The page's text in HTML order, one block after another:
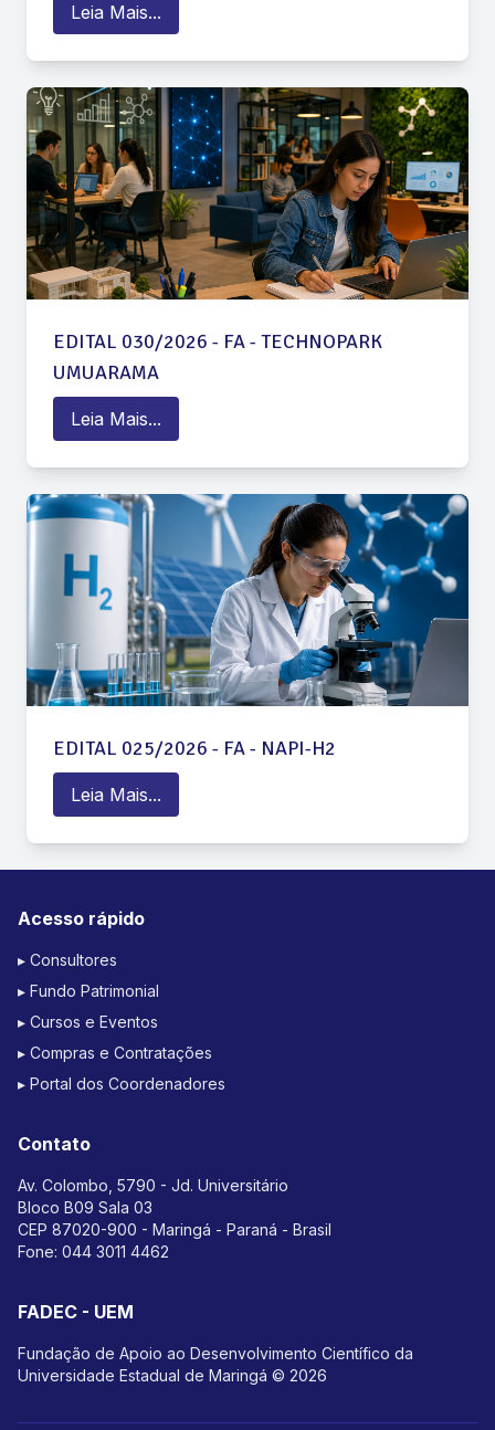
Leia Mais...
EDITAL 030/2026 - FA - TECHNOPARK
UMUARAMA
Leia Mais...
EDITAL 025/2026 - FA - NAPI-H2
Leia Mais...
Acesso rápido
▸ Consultores
▸ Fundo Patrimonial
▸ Cursos e Eventos
▸ Compras e Contratações
▸ Portal dos Coordenadores
Contato
Av. Colombo, 5790 - Jd. Universitário
Bloco B09 Sala 03
CEP 87020-900 - Maringá - Paraná - Brasil
Fone: 044 3011 4462
FADEC - UEM
Fundação de Apoio ao Desenvolvimento Científico da
Universidade Estadual de Maringá © 2026